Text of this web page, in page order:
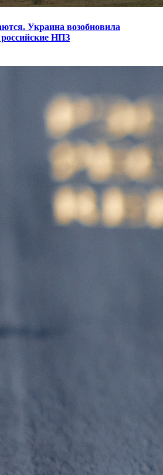
Украина возобновила
НПЗ